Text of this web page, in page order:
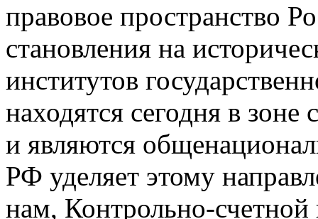
правовое пространство
становления на
институтов
находятся сегодня в
и являются
РФ уделяет этому
нам, Контрольно-счетной